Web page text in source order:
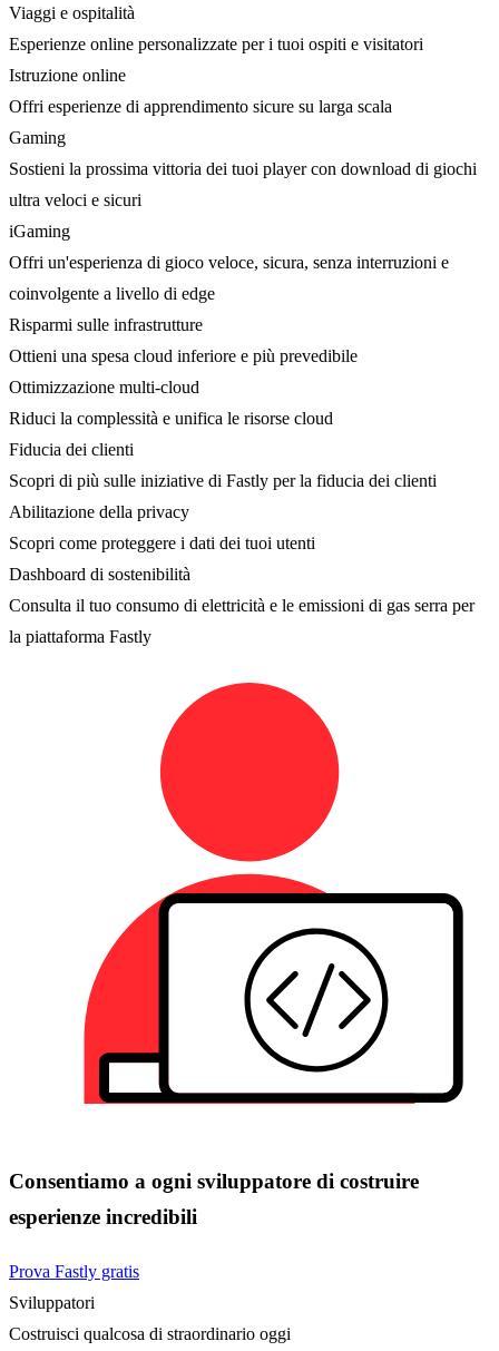
Viaggi e ospitalità
Esperienze online personalizzate per i tuoi ospiti e visitatori
Istruzione online
Offri esperienze di apprendimento sicure su larga scala
Gaming
Sostieni la prossima vittoria dei tuoi player con download di giochi
ultra veloci e sicuri
iGaming
Offri un'esperienza di gioco veloce, sicura, senza interruzioni e
coinvolgente a livello di edge
Risparmi sulle infrastrutture
Ottieni una spesa cloud inferiore e più prevedibile
Ottimizzazione multi-cloud
Riduci la complessità e unifica le risorse cloud
Fiducia dei clienti
Scopri di più sulle iniziative di Fastly per la fiducia dei clienti
Abilitazione della privacy
Scopri come proteggere i dati dei tuoi utenti
Dashboard di sostenibilità
Consulta il tuo consumo di elettricità e le emissioni di gas serra per
la piattaforma Fastly
Consentiamo a ogni sviluppatore di costruire
esperienze incredibili
Prova Fastly gratis
Sviluppatori
Costruisci qualcosa di straordinario oggi